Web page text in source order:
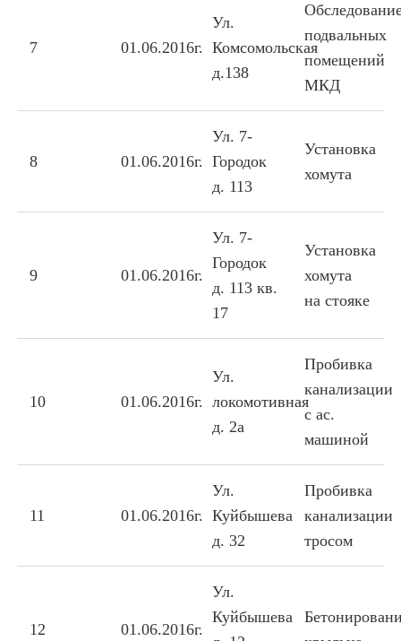
7 01.06.2016г.
Ул.
Комсомольская
д.138
подвальных
помещений
МКД
8 01.06.2016г.
Ул. 7-
Городок
д. 113
Установка
хомута
9 01.06.2016г.
Ул. 7-
Городок
д. 113 кв.
17
Установка
хомута
на стояке
10 01.06.2016г.
Ул.
локомотивная
д. 2а
Пробивка
канализации
с ас.
машиной
11 01.06.2016г.
Ул.
Куйбышева
д. 32
Пробивка
канализации
тросом
12 01.06.2016г.
Ул.
Куйбышева